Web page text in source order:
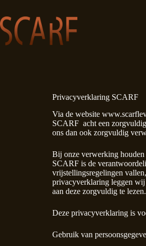
de
inhoud
Privacyverklaring SCARF
Via de website
SCARF acht een
ons dan ook zorgvuldig
Bij onze verwerking houden
SCARF is de
vrijstellingsregelingen
privacyverklaring leggen wij
aan deze zorgvuldig te lezen.
Deze privacyverklaring is
Gebruik van